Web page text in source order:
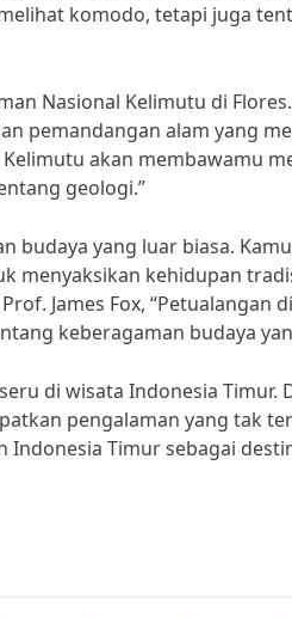
komodo, tetapi juga
Nasional Kelimutu di
pemandangan alam yang
akan membawamu
geologi.”
budaya yang luar biasa.
menyaksikan kehidupan
James Fox, “Petualangan
keberagaman budaya
di wisata Indonesia Timur.
pengalaman yang tak
Timur sebagai